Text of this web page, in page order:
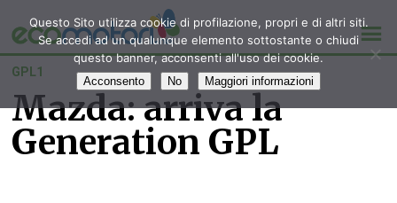
GPL1
Mazda: arriva la
Generation GPL
Questo Sito utilizza cookie di profilazione, propri e di altri siti.
Se accedi ad un qualunque elemento sottostante o chiudi
questo banner, acconsenti all'uso dei cookie.
Acconsento No Maggiori informazioni